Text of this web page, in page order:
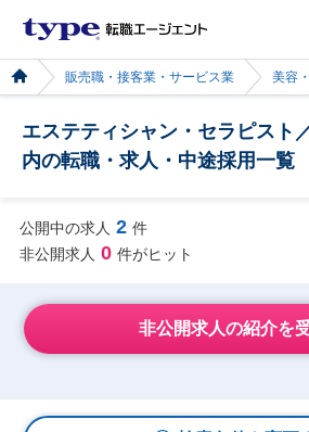
販売職・接客業・サービス業 美容
エステティシャン・セラピスト
内の転職・求人・中途採用一覧
公開中の求人 2 件
非公開求人 0 件がヒット
非公開求人の紹介を